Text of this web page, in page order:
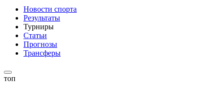
Новости спорта
Результаты
Турниры
Статьи
Прогнозы
Трансферы
топ